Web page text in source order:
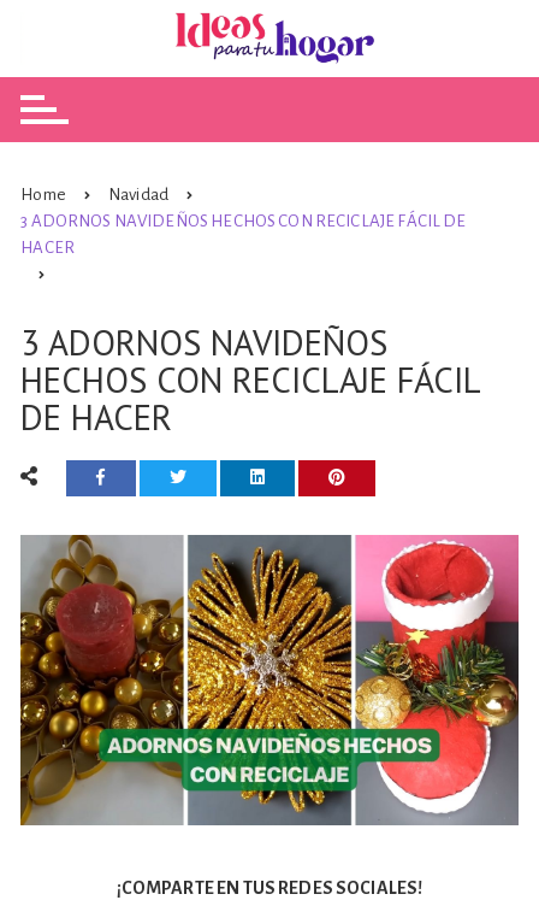
Home
Navidad
3 ADORNOS NAVIDEÑOS HECHOS CON RECICLAJE FÁCIL DE
HACER
3 ADORNOS NAVIDEÑOS
HECHOS CON RECICLAJE FÁCIL
DE HACER
¡COMPARTE EN TUS REDES SOCIALES!